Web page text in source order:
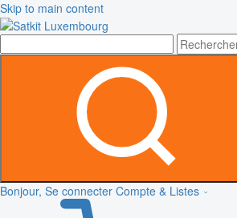
Skip to main content
Bonjour, Se connecter Compte & Listes